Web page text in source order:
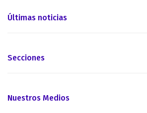
Últimas noticias
Secciones
Nuestros Medios